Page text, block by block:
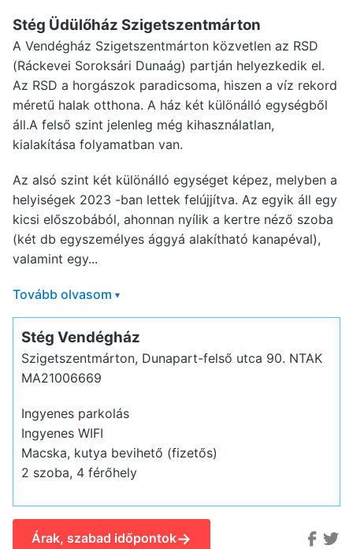
Stég Üdülőház Szigetszentmárton
A Vendégház Szigetszentmárton közvetlen az RSD
(Ráckevei Soroksári Dunaág) partján helyezkedik el.
Az RSD a horgászok paradicsoma, hiszen a víz rekord
méretű halak otthona. A ház két különálló egységből
áll.A felső szint jelenleg még kihasználatlan,
kialakítása folyamatban van.
Az alsó szint két különálló egységet képez, melyben a
helyiségek 2023 -ban lettek felújjítva. Az egyik áll egy
kicsi előszobából, ahonnan nyílik a kertre néző szoba
(két db egyszemélyes ággyá alakítható kanapéval),
valamint egy...
Tovább olvasom ▾
Stég Vendégház
Szigetszentmárton, Dunapart-felső utca 90. NTAK
MA21006669
Ingyenes parkolás
Ingyenes WIFI
Macska, kutya bevihető (fizetős)
2 szoba, 4 férőhely
Árak, szabad időpontok→